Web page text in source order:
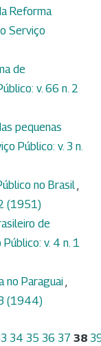
Reforma
Serviço
de
v. 66 n. 2
pequenas
Público: v. 3 n.
no Brasil,
(1951)
de
v. 4 n. 1
no Paraguai,
(1944)
34 35 36 37 38